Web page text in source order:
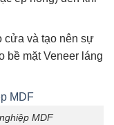
cửa và tạo nên sự
bề mặt Veneer láng
MDF